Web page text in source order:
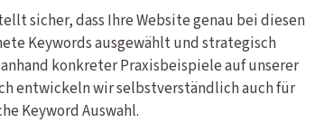
sicher, dass Ihre Website genau bei diesen
Keywords ausgewählt und strategisch
konkreter Praxisbeispiele auf unserer
entwickeln wir selbstverständlich auch für
Keyword Auswahl.